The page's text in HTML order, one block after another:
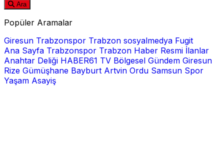
Ara
Popüler Aramalar
Giresun Trabzonspor Trabzon sosyalmedya Fugit
Ana Sayfa Trabzonspor Trabzon Haber Resmi İlanlar
Anahtar Deliği HABER61 TV Bölgesel Gündem Giresun
Rize Gümüşhane Bayburt Artvin Ordu Samsun Spor
Yaşam Asayiş